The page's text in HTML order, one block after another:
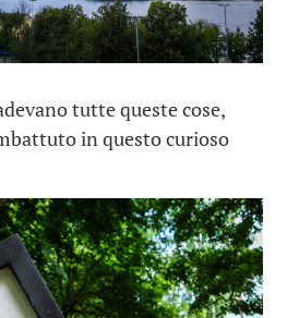
tutte queste cose,
in questo curioso